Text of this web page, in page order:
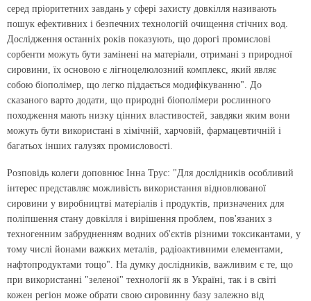
серед пріоритетних завдань у сфері захисту довкілля називають
пошук ефективних і безпечних технологій очищення стічних вод.
Дослідження останніх років показують, що дорогі промислові
сорбенти можуть бути замінені на матеріали, отримані з природної
сировини, їх основою є лігноцелюлозний комплекс, який являє
собою біополімер, що легко піддається модифікуванню". До
сказаного варто додати, що природні біополімери рослинного
походження мають низку цінних властивостей, завдяки яким вони
можуть бути використані в хімічній, харчовій, фармацевтичній і
багатьох інших галузях промисловості.
Розповідь колеги доповнює Інна Трус: "Для дослідників особливий
інтерес представляє можливість використання відновлюваної
сировини у виробництві матеріалів і продуктів, призначених для
поліпшення стану довкілля і вирішення проблем, пов'язаних з
техногенним забрудненням водних об'єктів різними токсикантами, у
тому числі йонами важких металів, радіоактивними елементами,
нафтопродуктами тощо". На думку дослідників, важливим є те, що
при використанні "зеленої" технології як в Україні, так і в світі
кожен регіон може обрати свою сировинну базу залежно від